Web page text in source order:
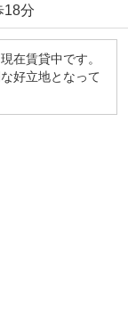
18分
在賃貸中です。
好立地となって